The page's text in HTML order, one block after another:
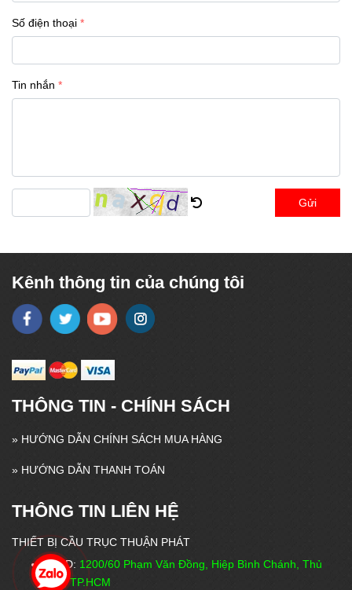
Số điện thoại
Tin nhắn
Gửi
Kênh thông tin của chúng tôi
THÔNG TIN - CHÍNH SÁCH
» HƯỚNG DẪN CHÍNH SÁCH MUA HÀNG
» HƯỚNG DẪN THANH TOÁN
THÔNG TIN LIÊN HỆ
THIẾT BỊ CẦU TRỤC THUẬN PHÁT
VPĐD: 1200/60 Phạm Văn Đồng, Hiệp Bình Chánh, Thủ
Đức, TP.HCM